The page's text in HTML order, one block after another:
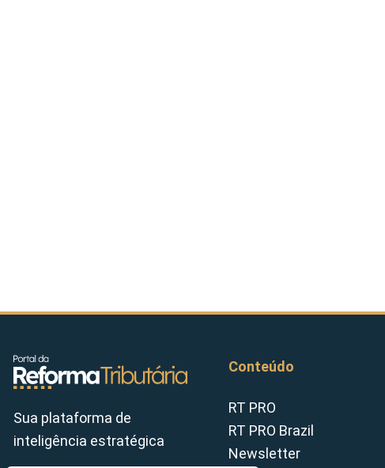
Sua plataforma de
inteligência estratégica
Conteúdo
RT PRO
RT PRO Brazil
Newsletter